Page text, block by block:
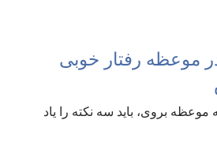
۳۲:‏ در موعظه رفتار خوبی
موعظه بروی،‏ باید سه نکته را یاد